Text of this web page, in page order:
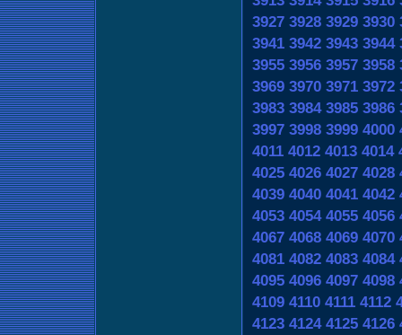
3927 3928 3929 3930
3941 3942 3943 3944
3955 3956 3957 3958
3969 3970 3971 3972
3983 3984 3985 3986
3997 3998 3999 4000
4011 4012 4013 4014
4025 4026 4027 4028
4039 4040 4041 4042
4053 4054 4055 4056
4067 4068 4069 4070
4081 4082 4083 4084
4095 4096 4097 4098
4109 4110 4111 4112
4123 4124 4125 4126